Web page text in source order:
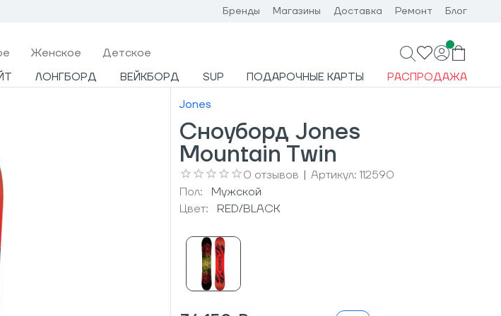
Бренды Магазины Доставка Ремонт Блог
Женское Детское
ЛОНГБОРД ВЕЙКБОРД SUP ПОДАРОЧНЫЕ КАРТЫ РАСПРОДАЖА
Jones
Сноуборд Jones
Mountain Twin
0 отзывов | Артикул: 112590
Пол:
Мужcкой
Цвет:
RED/BLACK